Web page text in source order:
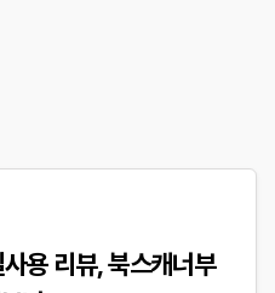
용 리뷰, 북스캐너부